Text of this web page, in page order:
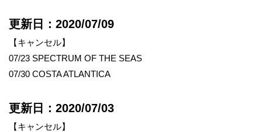
更新日：2020/07/09
【キャンセル】
07/23 SPECTRUM OF THE SEAS
07/30 COSTA ATLANTICA
更新日：2020/07/03
【キャンセル】